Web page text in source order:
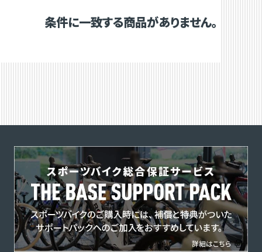
条件に一致する商品がありません。